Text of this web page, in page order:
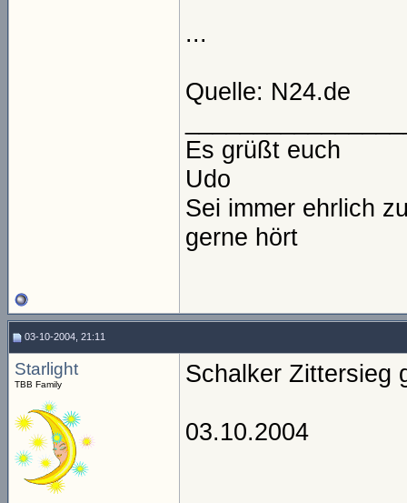
...
Quelle: N24.de
Es grüßt euch
Udo
Sei immer ehrlich
gerne hört
03-10-2004, 21:11
Starlight
TBB Family Schalker Zittersieg
03.10.2004